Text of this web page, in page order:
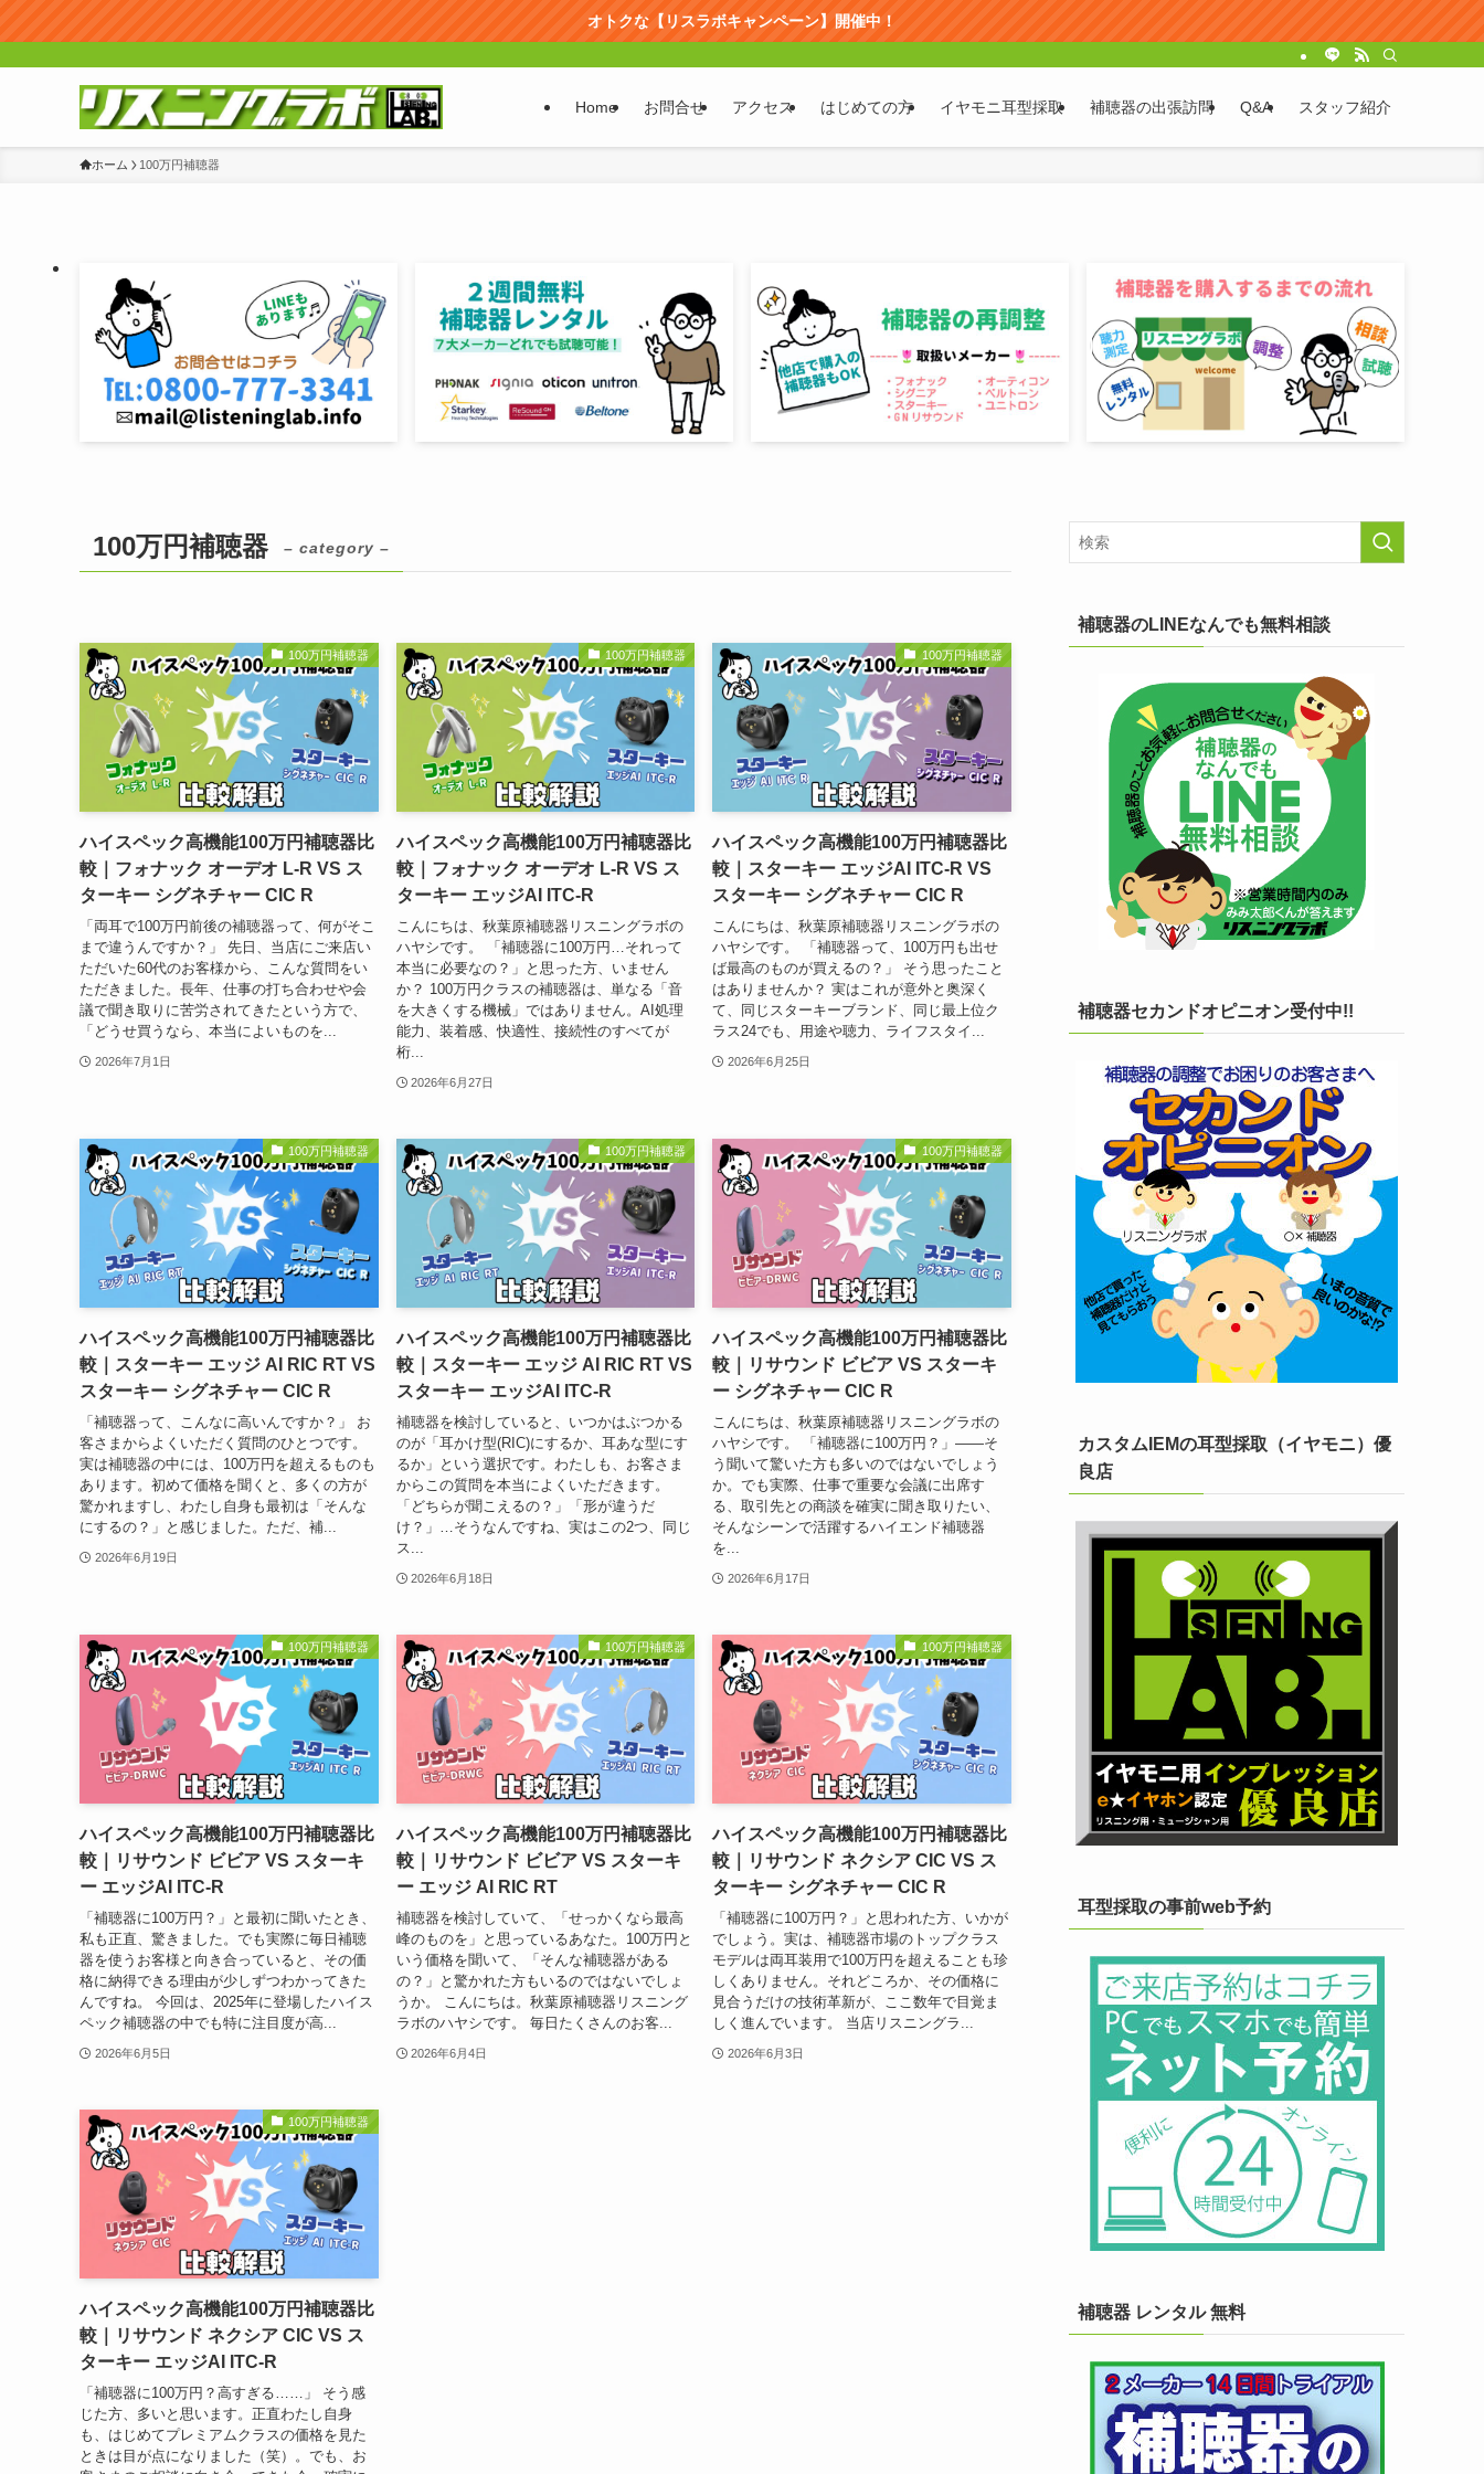
オトクな【リスラボキャンペーン】開催中！
Home お問合せ アクセス はじめての方 イヤモニ耳型採取 補聴器の出張訪問 Q&A スタッフ紹介
ホーム 100万円補聴器
100万円補聴器 – category –
100万円補聴器
ハイスペック高機能100万円補聴器比
較｜フォナック オーデオ L-R VS ス
ターキー シグネチャー CIC R
「両耳で100万円前後の補聴器って、何がそこ
まで違うんですか？」 先日、当店にご来店い
ただいた60代のお客様から、こんな質問をい
ただきました。長年、仕事の打ち合わせや会
議で聞き取りに苦労されてきたという方で、
「どうせ買うなら、本当によいものを...
2026年7月1日
100万円補聴器
ハイスペック高機能100万円補聴器比
較｜フォナック オーデオ L-R VS ス
ターキー エッジAI ITC-R
こんにちは、秋葉原補聴器リスニングラボの
ハヤシです。 「補聴器に100万円…それって
本当に必要なの？」と思った方、いません
か？ 100万円クラスの補聴器は、単なる「音
を大きくする機械」ではありません。AI処理
能力、装着感、快適性、接続性のすべてが
桁...
2026年6月27日
100万円補聴器
ハイスペック高機能100万円補聴器比
較｜スターキー エッジAI ITC-R VS
スターキー シグネチャー CIC R
こんにちは、秋葉原補聴器リスニングラボの
ハヤシです。 「補聴器って、100万円も出せ
ば最高のものが買えるの？」 そう思ったこと
はありませんか？ 実はこれが意外と奥深く
て、同じスターキーブランド、同じ最上位ク
ラス24でも、用途や聴力、ライフスタイ...
2026年6月25日
100万円補聴器
ハイスペック高機能100万円補聴器比
較｜スターキー エッジ AI RIC RT VS
スターキー シグネチャー CIC R
「補聴器って、こんなに高いんですか？」 お
客さまからよくいただく質問のひとつです。
実は補聴器の中には、100万円を超えるものも
あります。初めて価格を聞くと、多くの方が
驚かれますし、わたし自身も最初は「そんな
にするの？」と感じました。ただ、補...
2026年6月19日
100万円補聴器
ハイスペック高機能100万円補聴器比
較｜スターキー エッジ AI RIC RT VS
スターキー エッジAI ITC-R
補聴器を検討していると、いつかはぶつかる
のが「耳かけ型(RIC)にするか、耳あな型にす
るか」という選択です。わたしも、お客さま
からこの質問を本当によくいただきます。
「どちらが聞こえるの？」「形が違うだ
け？」…そうなんですね、実はこの2つ、同じ
ス...
2026年6月18日
100万円補聴器
ハイスペック高機能100万円補聴器比
較｜リサウンド ビビア VS スターキ
ー シグネチャー CIC R
こんにちは、秋葉原補聴器リスニングラボの
ハヤシです。 「補聴器に100万円？」——そ
う聞いて驚いた方も多いのではないでしょう
か。でも実際、仕事で重要な会議に出席す
る、取引先との商談を確実に聞き取りたい、
そんなシーンで活躍するハイエンド補聴器
を...
2026年6月17日
100万円補聴器
ハイスペック高機能100万円補聴器比
較｜リサウンド ビビア VS スターキ
ー エッジAI ITC-R
「補聴器に100万円？」と最初に聞いたとき、
私も正直、驚きました。でも実際に毎日補聴
器を使うお客様と向き合っていると、その価
格に納得できる理由が少しずつわかってきた
んですね。 今回は、2025年に登場したハイス
ペック補聴器の中でも特に注目度が高...
2026年6月5日
100万円補聴器
ハイスペック高機能100万円補聴器比
較｜リサウンド ビビア VS スターキ
ー エッジ AI RIC RT
補聴器を検討していて、「せっかくなら最高
峰のものを」と思っているあなた。100万円と
いう価格を聞いて、「そんな補聴器がある
の？」と驚かれた方もいるのではないでしょ
うか。 こんにちは。秋葉原補聴器リスニング
ラボのハヤシです。 毎日たくさんのお客...
2026年6月4日
100万円補聴器
ハイスペック高機能100万円補聴器比
較｜リサウンド ネクシア CIC VS ス
ターキー シグネチャー CIC R
「補聴器に100万円？」と思われた方、いかが
でしょう。実は、補聴器市場のトップクラス
モデルは両耳装用で100万円を超えることも珍
しくありません。それどころか、その価格に
見合うだけの技術革新が、ここ数年で目覚ま
しく進んでいます。 当店リスニングラ...
2026年6月3日
100万円補聴器
ハイスペック高機能100万円補聴器比
較｜リサウンド ネクシア CIC VS ス
ターキー エッジAI ITC-R
「補聴器に100万円？高すぎる……」 そう感
じた方、多いと思います。正直わたし自身
も、はじめてプレミアムクラスの価格を見た
ときは目が点になりました（笑）。でも、お
補聴器のLINEなんでも無料相談
補聴器セカンドオピニオン受付中!!
カスタムIEMの耳型採取（イヤモニ）優
良店
耳型採取の事前web予約
補聴器 レンタル 無料